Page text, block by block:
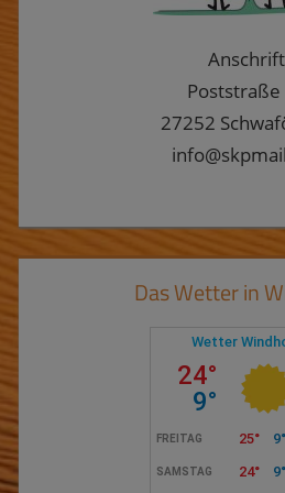
Anschrift
Poststraße
27252
Das Wetter in